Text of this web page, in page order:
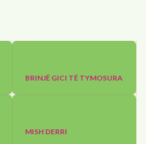
BRINJË GICI TË TYMOSURA
MISH DERRI